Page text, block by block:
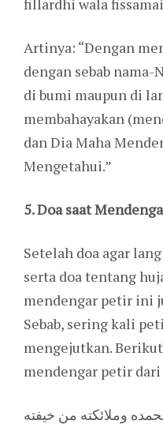
fillardhi wala
Artinya: “Dengan
dengan sebab nama-
di bumi maupun di
membahayakan
dan Dia Maha
Mengetahui.”
5. Doa saat
Setelah doa agar
serta doa tentang
mendengar petir ini
Sebab, sering kali
mengejutkan.
mendengar petir dari